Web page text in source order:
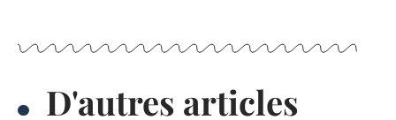
D'autres articles